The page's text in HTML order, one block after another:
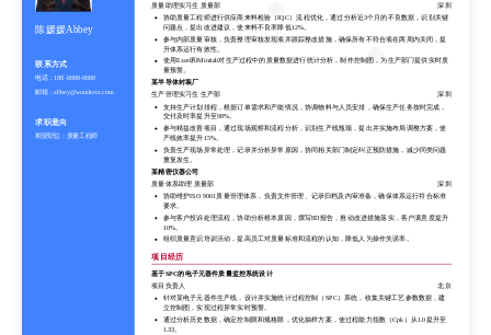
陈媛媛Abbey
联系方式
电话： 188-8888-8888
邮箱：abbey@wondercv.com
求职意向
期望职位： 质量工程师
质量助理实习生 质量部
深圳
协助质量工程师进行供应商来料检验（IQC）流程优化，通过分析近3个月的不良数据，识别关键
问题点，提出改进建议，使来料不良率降低12%。
参与内部质量审核，负责整理审核发现项并跟踪整改措施，确保所有不符合项在两周内关闭，提
升体系运行有效性。
使用Excel和Minitab对生产过程中的质量数据进行统计分析，制作控制图，为生产部门提供实时质
量预警。
某半导体封装厂
生产管理实习生 生产部
深圳
支持生产计划排程，根据订单需求和产能情况，协调物料与人员安排，确保生产任务按时完成，
交付及时率提升至98%。
参与精益改善项目，通过现场观察和流程分析，识别生产线瓶颈，提出并实施布局调整方案，使
产线效率提升15%。
负责生产现场异常处理，记录并分析异常原因，协同相关部门制定纠正预防措施，减少同类问题
重复发生。
某精密仪器公司
质量体系助理 质量部
深圳
协助维护ISO 9001质量管理体系，负责文件管理、记录归档及内审准备，确保体系运行符合标准
要求。
参与客户投诉处理流程，协助分析根本原因，撰写8D报告，推动改进措施落实，客户满意度提升
10%。
组织质量意识培训活动，提高员工对质量标准和流程的认知，降低人为操作失误率。
项目经历
基于SPC的电子元器件质量监控系统设计
项目负责人
北京
针对某电子元器件生产线，设计并实施统计过程控制（SPC）系统，收集关键工艺参数数据，建
立控制图，实现过程异常实时预警。
通过分析历史数据，确定控制限和规格限，优化抽样方案，使过程能力指数（Cpk）从1.0提升至
1.33。
工作经历
某电子制造公司
质量助理实习生 质量部
深圳
协助质量工程师进行供应商来料检验（IQC）流程优化，通过分析近3个月的不良数据，识别关键
问题点，提出改进建议，使来料不良率降低12%。
参与内部质量审核，负责整理审核发现项并跟踪整改措施，确保所有不符合项在两周内关闭，提
升体系运行有效性。
使用Excel和Minitab对生产过程中的质量数据进行统计分析，制作控制图，为生产部门提供实时质
量预警。
某半导体封装厂
生产管理实习生 生产部
深圳
交付及时率提升至98%。
参与精益改善项目，通过现场观察和流程分析，识别生产线瓶颈，提出并实施布局调整方案，使
产线效率提升15%。
负责生产现场异常处理，记录并分析异常原因，协同相关部门制定纠正预防措施，减少同类问题
重复发生。
某精密仪器公司
质量体系助理 质量部
深圳
协助维护ISO 9001质量管理体系，负责文件管理、记录归档及内审准备，确保体系运行符合标准
要求。
参与客户投诉处理流程，协助分析根本原因，撰写8D报告，推动改进措施落实，客户满意度提升
10%。
组织质量意识培训活动，提高员工对质量标准和流程的认知，降低人为操作失误率。
项目经历
基于SPC的电子元器件质量监控系统设计
项目负责人
北京